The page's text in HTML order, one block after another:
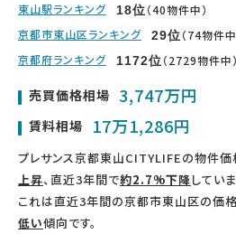
東山駅ランキング 18位（40物件中）
京都市東山区ランキング
29位（74物件中
京都府ランキング
1172位（2729物件中）
売買価格相場 3,747万円
賃料相場 17万1,286円
プレサンス京都東山CITYLIFEの物件価
上昇、直近3年間で約2.7%下降していま
これは直近3年間の京都市東山区の価格
低い傾向です。